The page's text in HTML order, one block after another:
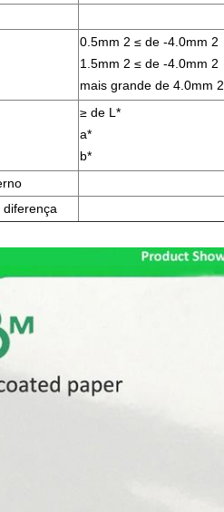
0.5mm 2 ≤ de -4.0mm 2
1.5mm 2 ≤ de -4.0mm 2
mais grande de 4.0mm 2
≥ de L*
a*
b*
diferença